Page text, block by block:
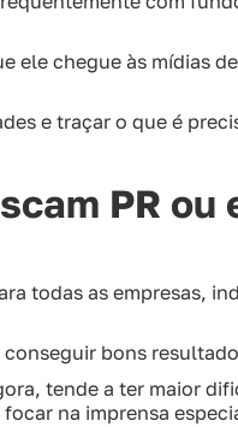
ele chegue às mídias
e traçar o que é
PR ou
todas as empresas,
bons
tende a ter maior
na imprensa